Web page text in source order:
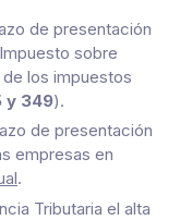
de presentación
sobre
de los impuestos
y 349).
de presentación
empresas en
.
Tributaria el alta